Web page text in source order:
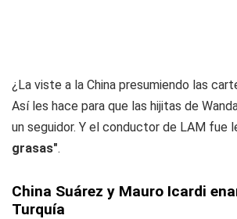
¿La viste a la China presumiendo las
Así les hace para que las hijitas de
un seguidor. Y el conductor de LAM fue
grasas".
China Suárez y Mauro Icardi
Turquía